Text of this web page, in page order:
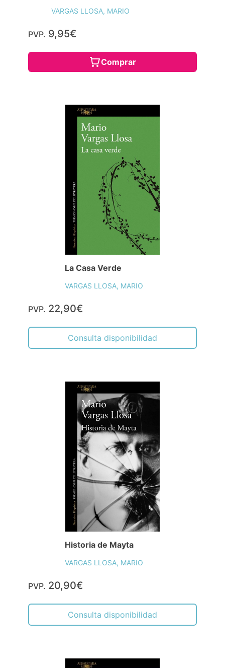
VARGAS LLOSA, MARIO
PVP. 9,95€
Comprar
La Casa Verde
VARGAS LLOSA, MARIO
PVP. 22,90€
Consulta disponibilidad
Historia de Mayta
VARGAS LLOSA, MARIO
PVP. 20,90€
Consulta disponibilidad